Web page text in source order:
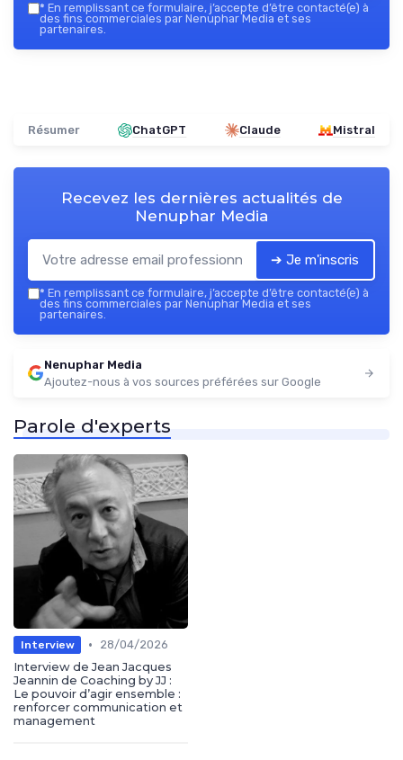
* En remplissant ce formulaire, j’accepte d’être contacté(e) à
des fins commerciales par Nenuphar Media et ses
partenaires.
Résumer ChatGPT Claude Mistral
Recevez les dernières actualités de
Nenuphar Media
➔ Je m'inscris
* En remplissant ce formulaire, j’accepte d’être contacté(e) à
des fins commerciales par Nenuphar Media et ses
partenaires.
Nenuphar Media
Ajoutez-nous à vos sources préférées sur Google
Parole d'experts
Interview •
28/04/2026
Interview de Jean Jacques
Jeannin de Coaching by JJ :
Le pouvoir d’agir ensemble :
renforcer communication et
management